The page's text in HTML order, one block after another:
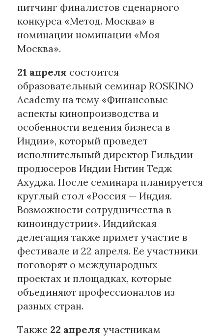
питчинг финалистов сценарного
конкурса «Метод. Москва» в
номинации номинации «Моя
Москва».
21 апреля состоится
образовательный семинар ROSKINO
Academy на тему «Финансовые
аспекты кинопроизводства и
особенности ведения бизнеса в
Индии», который проведет
исполнительный директор Гильдии
продюсеров Индии Нитин Тедж
Ахуджа. После семинара планируется
круглый стол «Россия — Индия.
Возможности сотрудничества в
киноиндустрии». Индийская
делегация также примет участие в
фестивале и 22 апреля. Ее участники
поговорят о международных
проектах и площадках, которые
объединяют профессионалов из
разных стран.
Также 22 апреля участникам